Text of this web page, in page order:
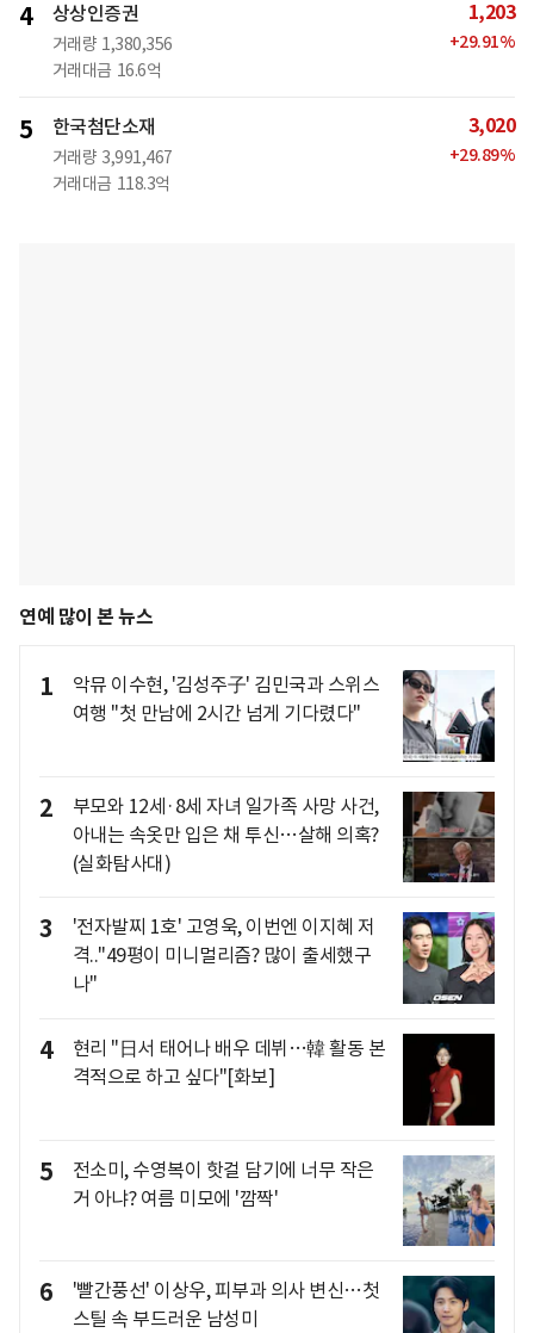
4 상상인증권
거래량 1,380,356
거래대금 16.6억
1,203
+29.91%
5 한국첨단소재
거래량 3,991,467
거래대금 118.3억
3,020
+29.89%
연예 많이 본 뉴스
1
악뮤 이수현, '김성주子' 김민국과 스위스
여행 "첫 만남에 2시간 넘게 기다렸다"
2
부모와 12세·8세 자녀 일가족 사망 사건,
아내는 속옷만 입은 채 투신…살해 의혹?
(실화탐사대)
3
'전자발찌 1호' 고영욱, 이번엔 이지혜 저
격.."49평이 미니멀리즘? 많이 출세했구
나"
4
현리 "日서 태어나 배우 데뷔…韓 활동 본
격적으로 하고 싶다"[화보]
5
전소미, 수영복이 핫걸 담기에 너무 작은
거 아냐? 여름 미모에 '깜짝'
6
'빨간풍선' 이상우, 피부과 의사 변신…첫
스틸 속 부드러운 남성미